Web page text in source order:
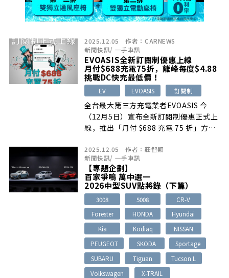
2025.12.05 作者： CARNEWS
新聞快訊/ 一手車訊
EVOASIS全新訂閱制優惠上線
月付$688充電75折，離峰每度$4.88
挑戰DC快充最低價！
EV EVOASIS 訂閱制
全台最大第三方充電業者EVOASIS 今
（12月5日）宣布全新訂閱制優惠正式上
線，推出「月付 $688 充電 75 折」方
用量充電族群，讓常跑通勤、外勤與長途
旅遊的電動車車主，在全台超過 80 座指
定 DC 快充站與國道服務區據點，都能以
更划算的價格補足電量。
2025.12.05 作者： 莊智顯
新聞快訊/ 一手車訊
【專題企劃】
百家爭鳴 萬中選一
2026中型SUV點將錄（下篇）
3008 5008
CR-V
Forester
HONDA
Hyundai
Kia
Kodiaq
NISSAN
PEUGEOT
SKODA
Sportage
SUBARU
Tiguan
Tucson L
Volkswagen
X-TRAIL